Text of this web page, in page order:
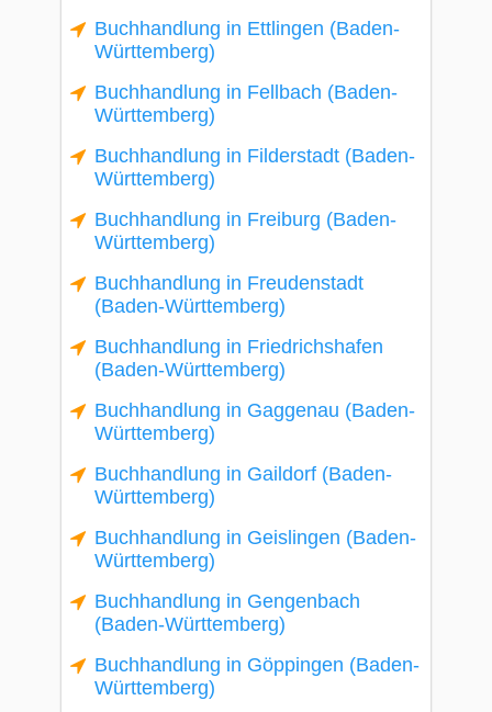
Buchhandlung in Ettlingen (Baden-
Württemberg)
Buchhandlung in Fellbach (Baden-
Württemberg)
Buchhandlung in Filderstadt (Baden-
Württemberg)
Buchhandlung in Freiburg (Baden-
Württemberg)
Buchhandlung in Freudenstadt
(Baden-Württemberg)
Buchhandlung in Friedrichshafen
(Baden-Württemberg)
Buchhandlung in Gaggenau (Baden-
Württemberg)
Buchhandlung in Gaildorf (Baden-
Württemberg)
Buchhandlung in Geislingen (Baden-
Württemberg)
Buchhandlung in Gengenbach
(Baden-Württemberg)
Buchhandlung in Göppingen (Baden-
Württemberg)